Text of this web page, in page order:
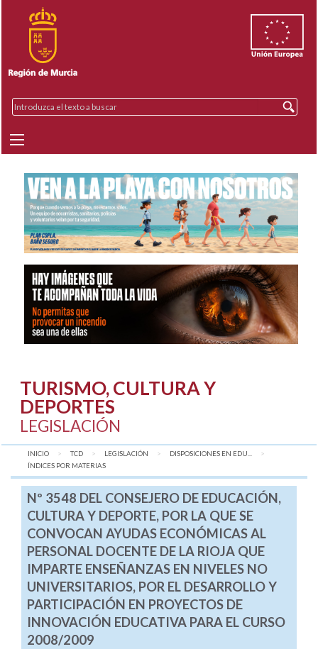
TURISMO, CULTURA Y
DEPORTES
LEGISLACIÓN
INICIO TCD LEGISLACIÓN
DISPOSICIONES EN EDU...
AQUÍ:
ÍNDICES POR MATERIAS
Nº 3548 DEL CONSEJERO DE EDUCACIÓN,
CULTURA Y DEPORTE, POR LA QUE SE
CONVOCAN AYUDAS ECONÓMICAS AL
PERSONAL DOCENTE DE LA RIOJA QUE
IMPARTE ENSEÑANZAS EN NIVELES NO
UNIVERSITARIOS, POR EL DESARROLLO Y
PARTICIPACIÓN EN PROYECTOS DE
INNOVACIÓN EDUCATIVA PARA EL CURSO
2008/2009